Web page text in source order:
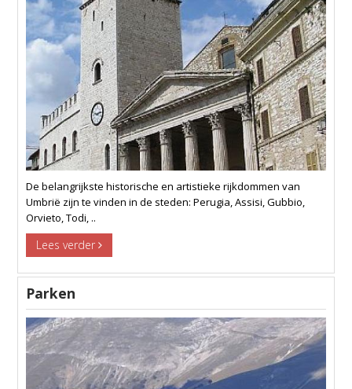
De belangrijkste historische en artistieke rijkdommen van
Umbrië zijn te vinden in de steden: Perugia, Assisi, Gubbio,
Orvieto, Todi, ..
Lees verder
Parken